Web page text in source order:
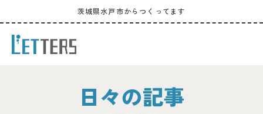
茨城県水戸市からつくってます
日々の記事